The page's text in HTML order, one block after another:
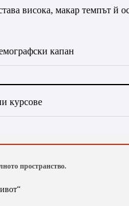
висока, макар темпът й
капан
курсове
пространство.